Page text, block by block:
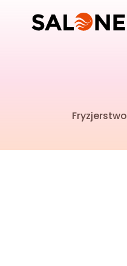
Fryzjerstwo